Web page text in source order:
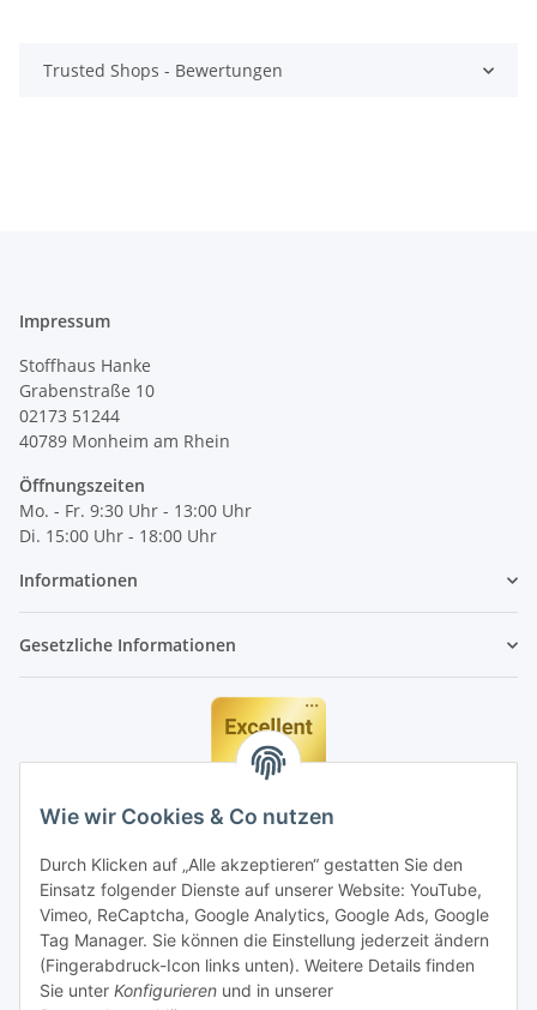
Wie wir Cookies & Co nutzen
Durch Klicken auf „Alle akzeptieren“ gestatten Sie den
Einsatz folgender Dienste auf unserer Website: YouTube,
Vimeo, ReCaptcha, Google Analytics, Google Ads, Google
Tag Manager. Sie können die Einstellung jederzeit ändern
(Fingerabdruck-Icon links unten). Weitere Details finden
Sie unter Konfigurieren und in unserer
Trusted Shops - Bewertungen
Impressum
Stoffhaus Hanke
Grabenstraße 10
02173 51244
40789 Monheim am Rhein
Öffnungszeiten
Mo. - Fr. 9:30 Uhr - 13:00 Uhr
Di. 15:00 Uhr - 18:00 Uhr
Informationen
Gesetzliche Informationen